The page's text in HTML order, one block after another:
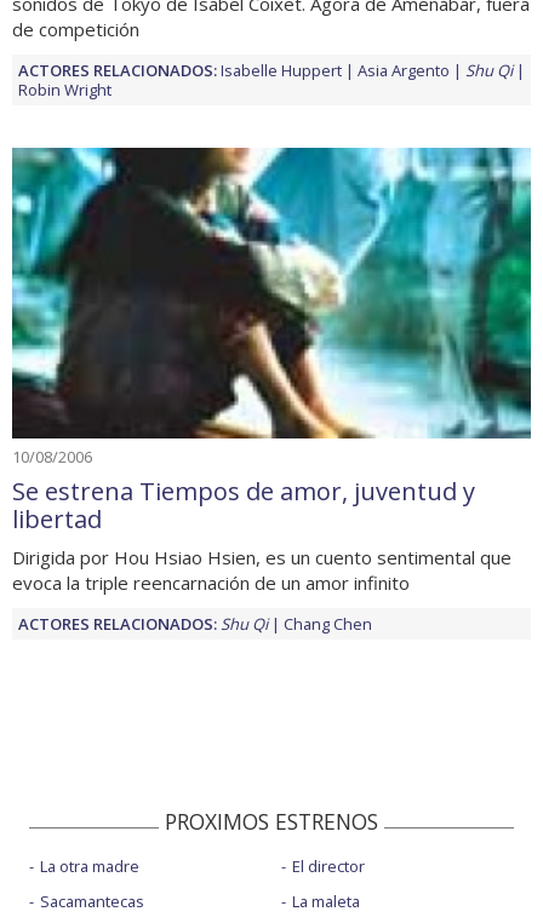
de competición
ACTORES RELACIONADOS:Isabelle Huppert Asia Argento
Shu Qi
Robin Wright
10/08/2006
Se estrena Tiempos de amor, juventud y
libertad
Dirigida por Hou Hsiao Hsien, es un cuento sentimental que
evoca la triple reencarnación de un amor infinito
ACTORES RELACIONADOS: Shu Qi Chang Chen
PROXIMOS ESTRENOS
La otra madre
Sacamantecas
El director
La maleta